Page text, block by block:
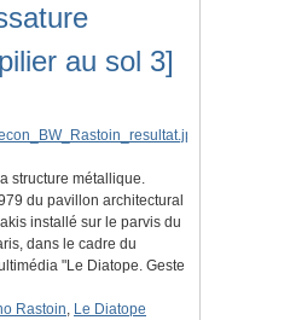
au sol 3]
structure métallique.
du pavillon architectural
installé sur le parvis du
dans le cadre du
"Le Diatope. Geste
Rastoin, Le Diatope